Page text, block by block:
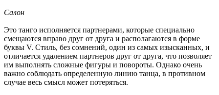
Салон
Это танго исполняется партнерами, которые специально
смещаются вправо друг от друга и располагаются в форме
буквы V. Стиль, без сомнений, один из самых изысканных, и
отличается удалением партнеров друг от друга, что позволяет
им выполнять сложные фигуры и повороты. Однако очень
важно соблюдать определенную линию танца, в противном
случае весь смысл может потеряться.